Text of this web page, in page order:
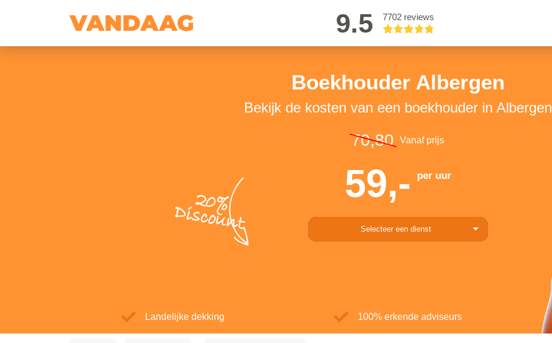
9.5 7702 reviews
Boekhouder Albergen
Bekijk de kosten van een boekhouder in Albergen
20%
Discount
70,80 Vanaf prijs
59,- per uur
Selecteer een dienst
Landelijke dekking 100% erkende adviseurs